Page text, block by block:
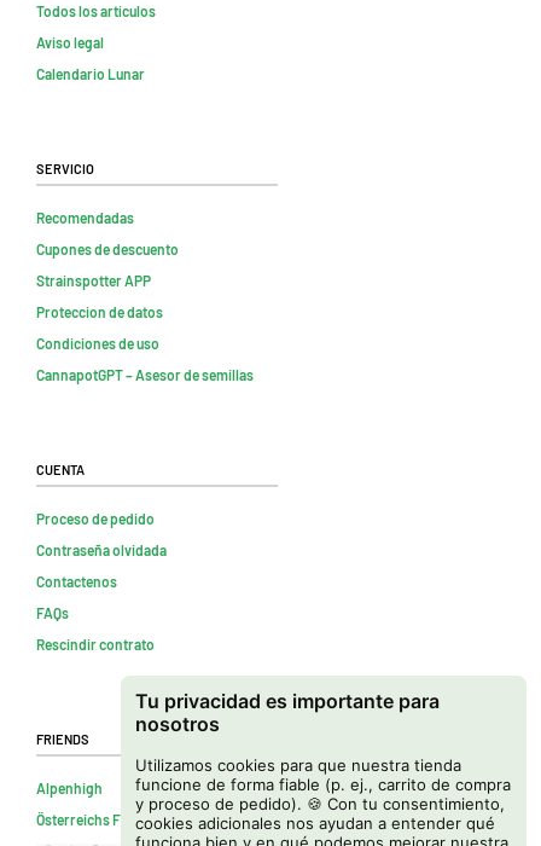
Tu privacidad es importante para
nosotros
Utilizamos cookies para que nuestra tienda
funcione de forma fiable (p. ej., carrito de compra
y proceso de pedido). 🍪 Con tu consentimiento,
cookies adicionales nos ayudan a entender qué
Todos los artículos
Aviso legal
Calendario Lunar
Servicio
Recomendadas
Cupones de descuento
Strainspotter APP
Proteccion de datos
Condiciones de uso
CannapotGPT – Asesor de semillas
Cuenta
Proceso de pedido
Contraseña olvidada
Contactenos
FAQs
Rescindir contrato
Friends
Alpenhigh
Österreichs Firmenverzeichnis